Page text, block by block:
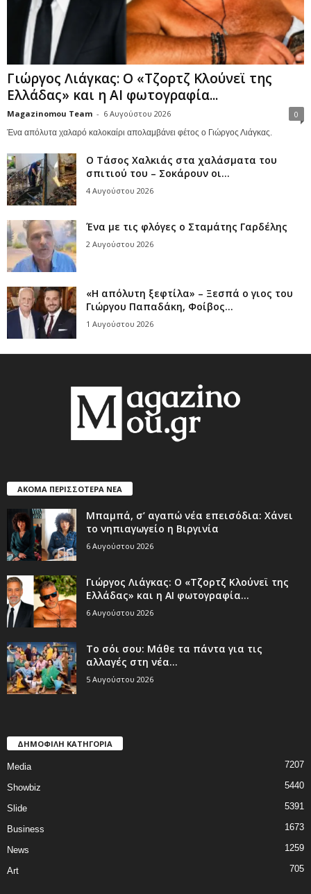
Γιώργος Λιάγκας: Ο «Τζορτζ Κλούνεϊ της
Ελλάδας» και η AI φωτογραφία...
Magazinomou Team - 6 Αυγούστου 2026 0
Ένα απόλυτα χαλαρό καλοκαίρι απολαμβάνει φέτος ο Γιώργος Λιάγκας.
Ο Τάσος Χαλκιάς στα χαλάσματα του
σπιτιού του – Σοκάρουν οι...
4 Αυγούστου 2026
Ένα με τις φλόγες ο Σταμάτης Γαρδέλης
2 Αυγούστου 2026
«Η απόλυτη ξεφτίλα» – Ξεσπά ο γιος του
Γιώργου Παπαδάκη, Φοίβος...
1 Αυγούστου 2026
ΑΚΟΜΑ ΠΕΡΙΣΣΟΤΕΡΑ ΝΕΑ
Μπαμπά, σ’ αγαπώ νέα επεισόδια: Χάνει
το νηπιαγωγείο η Βιργινία
6 Αυγούστου 2026
Γιώργος Λιάγκας: Ο «Τζορτζ Κλούνεϊ της
Ελλάδας» και η AI φωτογραφία...
6 Αυγούστου 2026
Το σόι σου: Μάθε τα πάντα για τις
αλλαγές στη νέα...
5 Αυγούστου 2026
ΔΗΜΟΦΙΛΗ ΚΑΤΗΓΟΡΙΑ
Media 7207
Showbiz 5440
Slide 5391
Business 1673
News 1259
Art 705